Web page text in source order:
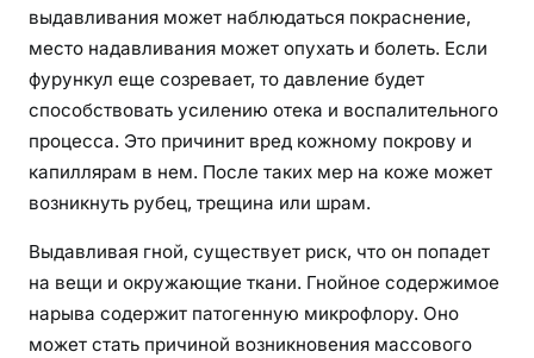
выдавливания может наблюдаться покраснение,
место надавливания может опухать и болеть. Если
фурункул еще созревает, то давление будет
способствовать усилению отека и воспалительного
процесса. Это причинит вред кожному покрову и
капиллярам в нем. После таких мер на коже может
возникнуть рубец, трещина или шрам.
Выдавливая гной, существует риск, что он попадет
на вещи и окружающие ткани. Гнойное содержимое
нарыва содержит патогенную микрофлору. Оно
может стать причиной возникновения массового